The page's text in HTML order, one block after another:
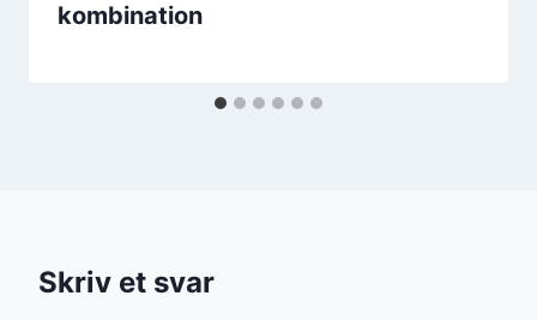
kombination
Skriv et svar